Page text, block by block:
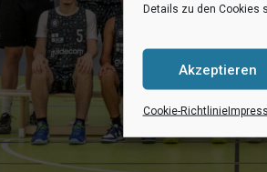
Details zu den Cookies
Akzeptieren
Cookie-Richtlinie